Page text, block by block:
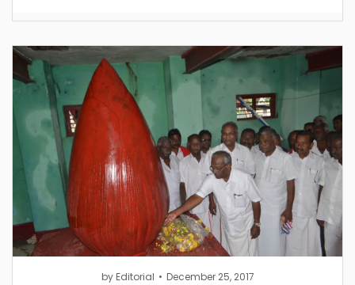
by Editorial December 25, 2017